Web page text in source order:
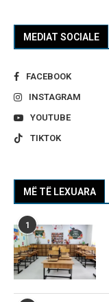
MEDIAT SOCIALE
FACEBOOK
INSTAGRAM
YOUTUBE
TIKTOK
MË TË LEXUARA
1